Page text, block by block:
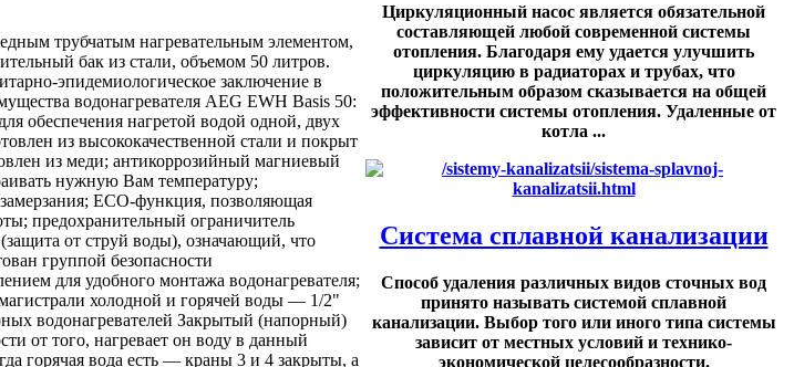
трубчатым нагревательным элементом,
бак из стали, объемом 50 литров.
эпидемиологическое заключение в
водонагревателя AEG EWH Basis 50:
обеспечения нагретой водой одной, двух
из высококачественной стали и покрыт
из меди; антикоррозийный магниевый
нужную Вам температуру;
ECO-функция, позволяющая
предохранительный ограничитель
от струй воды), означающий, что
группой безопасности
для удобного монтажа водонагревателя;
холодной и горячей воды — 1/2"
водонагревателей Закрытый (напорный)
от того, нагревает он воду в данный
горячая вода есть — краны 3 и 4 закрыты, а
Циркуляционный насос является обязательной
составляющей любой современной системы
отопления. Благодаря ему удается улучшить
циркуляцию в радиаторах и трубах, что
положительным образом сказывается на общей
эффективности системы отопления. Удаленные от
котла ...
Система сплавной канализации
Способ удаления различных видов сточных вод
принято называть системой сплавной
канализации. Выбор того или иного типа системы
зависит от местных условий и технико-
экономической целесообразности.